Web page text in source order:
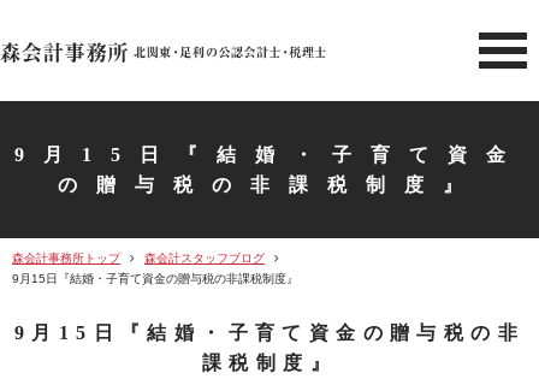
北関東 足利市の公認会計士・
9月15日『結婚・子育て資金
の贈与税の非課税制度』
森会計事務所トップ
森会計スタッフブログ
9月15日『結婚・子育て資金の贈与税の非課税制度』
9月15日『結婚・子育て資金の贈与税の非
課税制度』